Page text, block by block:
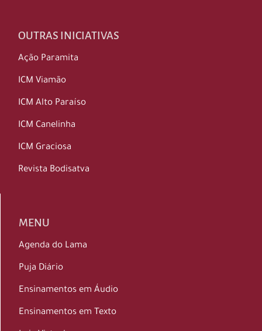
OUTRAS INICIATIVAS
Ação Paramita
ICM Viamão
ICM Alto Paraíso
ICM Canelinha
ICM Graciosa
Revista Bodisatva
MENU
Agenda do Lama
Puja Diário
Ensinamentos em Áudio
Ensinamentos em Texto